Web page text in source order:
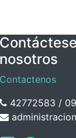
nosotros
Contactenos
42772583 /